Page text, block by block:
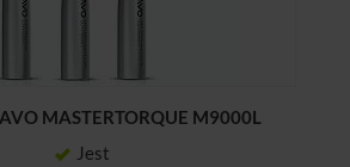
MASTERTORQUE M9000L
Jest